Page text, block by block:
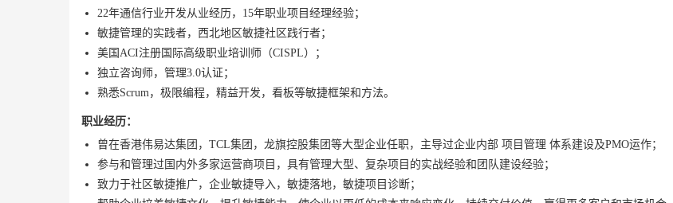
22年通信行业开发从业经历，15年职业项目经理经验；
敏捷管理的实践者，西北地区敏捷社区践行者；
美国ACI注册国际高级职业培训师（CISPL）；
独立咨询师，管理3.0认证；
熟悉Scrum，极限编程，精益开发，看板等敏捷框架和方法。
职业经历：
曾在香港伟易达集团，TCL集团，龙旗控股集团等大型企业任职，主导过企业内部 项目管理 体系建设及PMO运作；
参与和管理过国内外多家运营商项目，具有管理大型、复杂项目的实战经验和团队建设经验；
致力于社区敏捷推广，企业敏捷导入，敏捷落地，敏捷项目诊断；